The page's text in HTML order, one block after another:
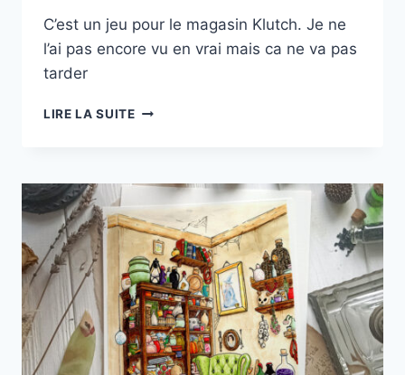
C’est un jeu pour le magasin Klutch. Je ne
l’ai pas encore vu en vrai mais ca ne va pas
tarder
LIRE LA SUITEENCORE
IMPRIMÉ